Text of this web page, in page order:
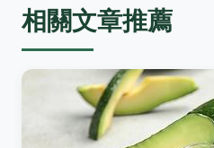
相關文章推薦